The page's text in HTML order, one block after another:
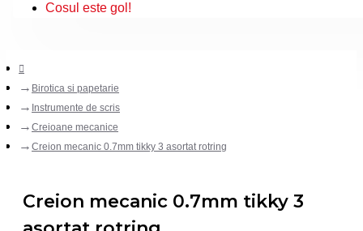
Cosul este gol!
Birotica si papetarie
Instrumente de scris
Creioane mecanice
Creion mecanic 0.7mm tikky 3 asortat rotring
Creion mecanic 0.7mm tikky 3